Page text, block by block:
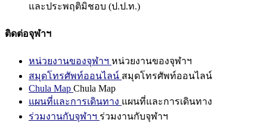
และประพฤติมิชอบ (ป.ป.ท.)
ติดต่อจุฬาฯ
หน่วยงานของจุฬาฯ หน่วยงานของจุฬาฯ
สมุดโทรศัพท์ออนไลน์ สมุดโทรศัพท์ออนไลน์
Chula Map Chula Map
แผนที่และการเดินทาง แผนที่และการเดินทาง
ร่วมงานกับจุฬาฯ ร่วมงานกับจุฬาฯ